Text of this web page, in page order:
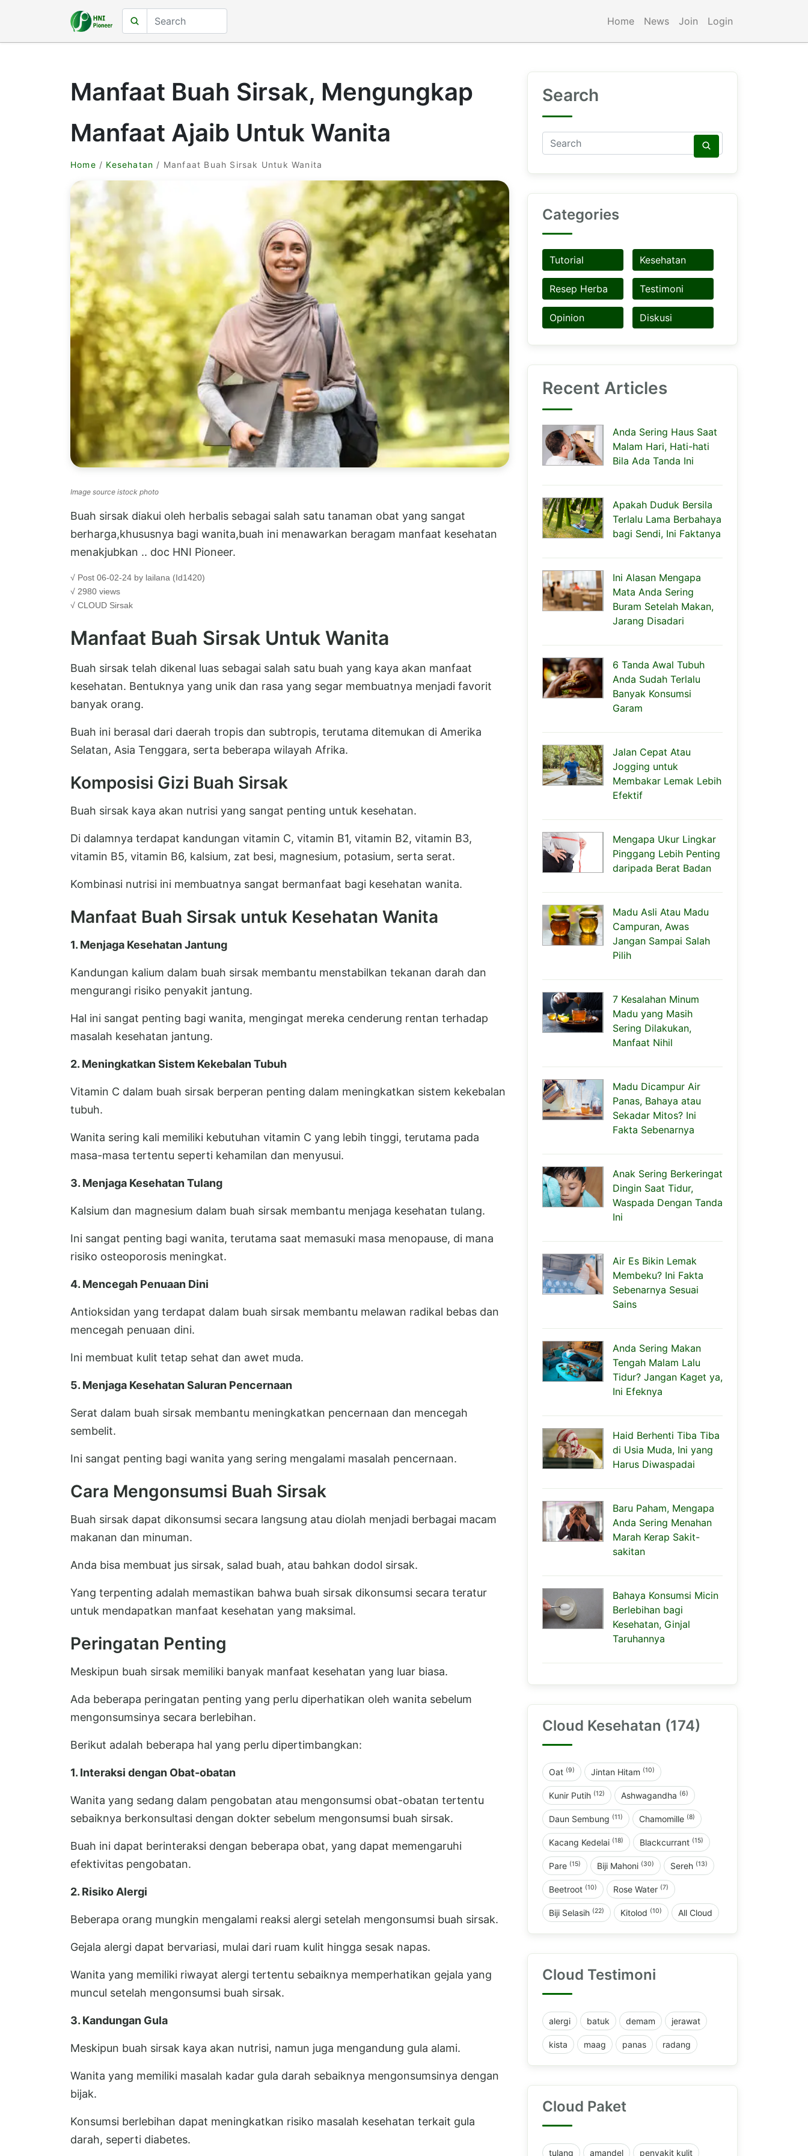
Home News Join Login
Manfaat Buah Sirsak, Mengungkap
Manfaat Ajaib Untuk Wanita
Home / Kesehatan / Manfaat Buah Sirsak Untuk Wanita
Image source istock photo
Buah sirsak diakui oleh herbalis sebagai salah satu tanaman obat yang sangat
berharga,khususnya bagi wanita,buah ini menawarkan beragam manfaat kesehatan
menakjubkan .. doc HNI Pioneer.
√ Post 06-02-24 by lailana (Id1420)
√ 2980 views
√ CLOUD Sirsak
Manfaat Buah Sirsak Untuk Wanita
Buah sirsak telah dikenal luas sebagai salah satu buah yang kaya akan manfaat
kesehatan. Bentuknya yang unik dan rasa yang segar membuatnya menjadi favorit
banyak orang.
Buah ini berasal dari daerah tropis dan subtropis, terutama ditemukan di Amerika
Selatan, Asia Tenggara, serta beberapa wilayah Afrika.
Komposisi Gizi Buah Sirsak
Buah sirsak kaya akan nutrisi yang sangat penting untuk kesehatan.
Di dalamnya terdapat kandungan vitamin C, vitamin B1, vitamin B2, vitamin B3,
vitamin B5, vitamin B6, kalsium, zat besi, magnesium, potasium, serta serat.
Kombinasi nutrisi ini membuatnya sangat bermanfaat bagi kesehatan wanita.
Manfaat Buah Sirsak untuk Kesehatan Wanita
1. Menjaga Kesehatan Jantung
Kandungan kalium dalam buah sirsak membantu menstabilkan tekanan darah dan
mengurangi risiko penyakit jantung.
Hal ini sangat penting bagi wanita, mengingat mereka cenderung rentan terhadap
masalah kesehatan jantung.
2. Meningkatkan Sistem Kekebalan Tubuh
Vitamin C dalam buah sirsak berperan penting dalam meningkatkan sistem kekebalan
tubuh.
Wanita sering kali memiliki kebutuhan vitamin C yang lebih tinggi, terutama pada
masa-masa tertentu seperti kehamilan dan menyusui.
3. Menjaga Kesehatan Tulang
Kalsium dan magnesium dalam buah sirsak membantu menjaga kesehatan tulang.
Ini sangat penting bagi wanita, terutama saat memasuki masa menopause, di mana
risiko osteoporosis meningkat.
4. Mencegah Penuaan Dini
Antioksidan yang terdapat dalam buah sirsak membantu melawan radikal bebas dan
mencegah penuaan dini.
Ini membuat kulit tetap sehat dan awet muda.
5. Menjaga Kesehatan Saluran Pencernaan
Serat dalam buah sirsak membantu meningkatkan pencernaan dan mencegah
sembelit.
Ini sangat penting bagi wanita yang sering mengalami masalah pencernaan.
Cara Mengonsumsi Buah Sirsak
Buah sirsak dapat dikonsumsi secara langsung atau diolah menjadi berbagai macam
makanan dan minuman.
Anda bisa membuat jus sirsak, salad buah, atau bahkan dodol sirsak.
Yang terpenting adalah memastikan bahwa buah sirsak dikonsumsi secara teratur
untuk mendapatkan manfaat kesehatan yang maksimal.
Peringatan Penting
Meskipun buah sirsak memiliki banyak manfaat kesehatan yang luar biasa.
Ada beberapa peringatan penting yang perlu diperhatikan oleh wanita sebelum
mengonsumsinya secara berlebihan.
Berikut adalah beberapa hal yang perlu dipertimbangkan:
1. Interaksi dengan Obat-obatan
Wanita yang sedang dalam pengobatan atau mengonsumsi obat-obatan tertentu
sebaiknya berkonsultasi dengan dokter sebelum mengonsumsi buah sirsak.
Buah ini dapat berinteraksi dengan beberapa obat, yang dapat memengaruhi
efektivitas pengobatan.
2. Risiko Alergi
Beberapa orang mungkin mengalami reaksi alergi setelah mengonsumsi buah sirsak.
Gejala alergi dapat bervariasi, mulai dari ruam kulit hingga sesak napas.
Wanita yang memiliki riwayat alergi tertentu sebaiknya memperhatikan gejala yang
muncul setelah mengonsumsi buah sirsak.
3. Kandungan Gula
Meskipun buah sirsak kaya akan nutrisi, namun juga mengandung gula alami.
Wanita yang memiliki masalah kadar gula darah sebaiknya mengonsumsinya dengan
bijak.
Konsumsi berlebihan dapat meningkatkan risiko masalah kesehatan terkait gula
darah, seperti diabetes.
Search
Categories
Tutorial Kesehatan
Resep Herba Testimoni
Opinion Diskusi
Recent Articles
Anda Sering Haus Saat
Malam Hari, Hati-hati
Bila Ada Tanda Ini
Apakah Duduk Bersila
Terlalu Lama Berbahaya
bagi Sendi, Ini Faktanya
Ini Alasan Mengapa
Mata Anda Sering
Buram Setelah Makan,
Jarang Disadari
6 Tanda Awal Tubuh
Anda Sudah Terlalu
Banyak Konsumsi
Garam
Jalan Cepat Atau
Jogging untuk
Membakar Lemak Lebih
Efektif
Mengapa Ukur Lingkar
Pinggang Lebih Penting
daripada Berat Badan
Madu Asli Atau Madu
Campuran, Awas
Jangan Sampai Salah
Pilih
7 Kesalahan Minum
Madu yang Masih
Sering Dilakukan,
Manfaat Nihil
Madu Dicampur Air
Panas, Bahaya atau
Sekadar Mitos? Ini
Fakta Sebenarnya
Anak Sering Berkeringat
Dingin Saat Tidur,
Waspada Dengan Tanda
Ini
Air Es Bikin Lemak
Membeku? Ini Fakta
Sebenarnya Sesuai
Sains
Anda Sering Makan
Tengah Malam Lalu
Tidur? Jangan Kaget ya,
Ini Efeknya
Haid Berhenti Tiba Tiba
di Usia Muda, Ini yang
Harus Diwaspadai
Baru Paham, Mengapa
Anda Sering Menahan
Marah Kerap Sakit-
sakitan
Bahaya Konsumsi Micin
Berlebihan bagi
Kesehatan, Ginjal
Taruhannya
Cloud Kesehatan (174)
Oat (9) Jintan Hitam (10)
Kunir Putih (12) Ashwagandha (6)
Daun Sembung (11) Chamomille (8)
Kacang Kedelai (18) Blackcurrant (15)
Pare (15) Biji Mahoni (30) Sereh (13)
Beetroot (10) Rose Water (7)
Biji Selasih (22) Kitolod (10) All Cloud
Cloud Testimoni
alergi batuk demam jerawat
kista maag panas radang
Cloud Paket
tulang amandel penyakit kulit